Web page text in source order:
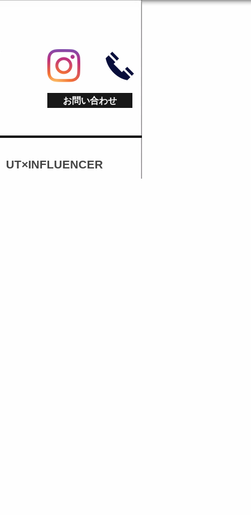
お問い合わせ
UT×INFLUENCER